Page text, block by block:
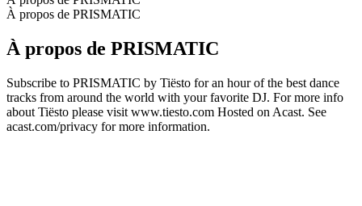
À propos de PRISMATIC
À propos de PRISMATIC
Subscribe to PRISMATIC by Tiësto for an hour of the best dance
tracks from around the world with your favorite DJ. For more info
about Tiësto please visit www.tiesto.com Hosted on Acast. See
acast.com/privacy for more information.